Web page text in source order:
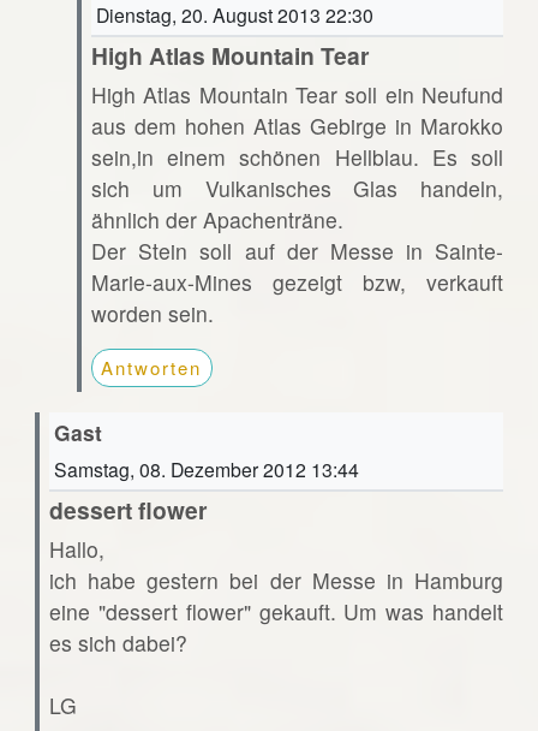
Dienstag, 20. August 2013 22:30
High Atlas Mountain Tear
High Atlas Mountain Tear soll ein Neufund
aus dem hohen Atlas Gebirge in Marokko
sein,in einem schönen Hellblau. Es soll
sich um Vulkanisches Glas handeln,
ähnlich der Apachenträne.
Der Stein soll auf der Messe in Sainte-
Marie-aux-Mines gezeigt bzw, verkauft
worden sein.
Antworten
Gast
Samstag, 08. Dezember 2012 13:44
dessert flower
Hallo,
ich habe gestern bei der Messe in Hamburg
eine "dessert flower" gekauft. Um was handelt
es sich dabei?
LG